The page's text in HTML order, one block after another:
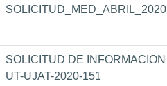
SOLICITUD_MED_ABRIL_2020
SOLICITUD DE INFORMACION
UT-UJAT-2020-151